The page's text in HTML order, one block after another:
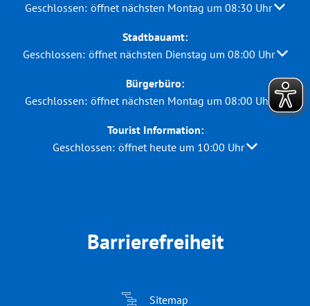
Klicken, um weitere Öffnungs- oder Schließzeiten
Geschlossen: öffnet nächsten Montag um 08:30 Uhr
Stadtbauamt:
Klicken, um weitere Öffnungs- oder Schließzeiten
Geschlossen: öffnet nächsten Dienstag um 08:00 Uhr
Bürgerbüro:
Klicken, um weitere Öffnungs- oder Schließzeiten
Geschlossen: öffnet nächsten Montag um 08:00 Uhr
Tourist Information:
Klicken, um weitere Öffnungs- oder Schließzeiten
Geschlossen: öffnet heute um 10:00 Uhr
Barrierefreiheit
Sitemap